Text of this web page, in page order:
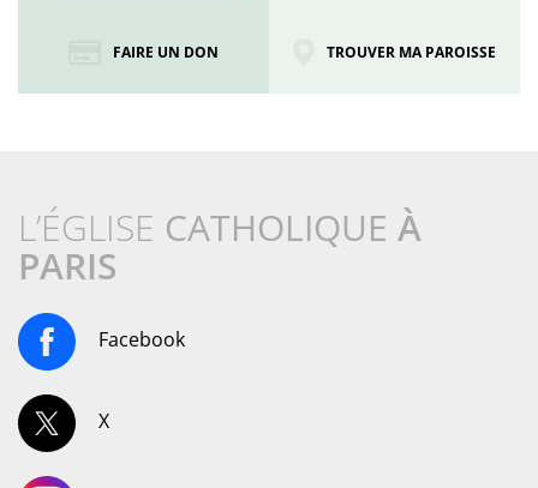
FAIRE UN DON TROUVER MA PAROISSE
L’ÉGLISE CATHOLIQUE À
PARIS
Facebook
X